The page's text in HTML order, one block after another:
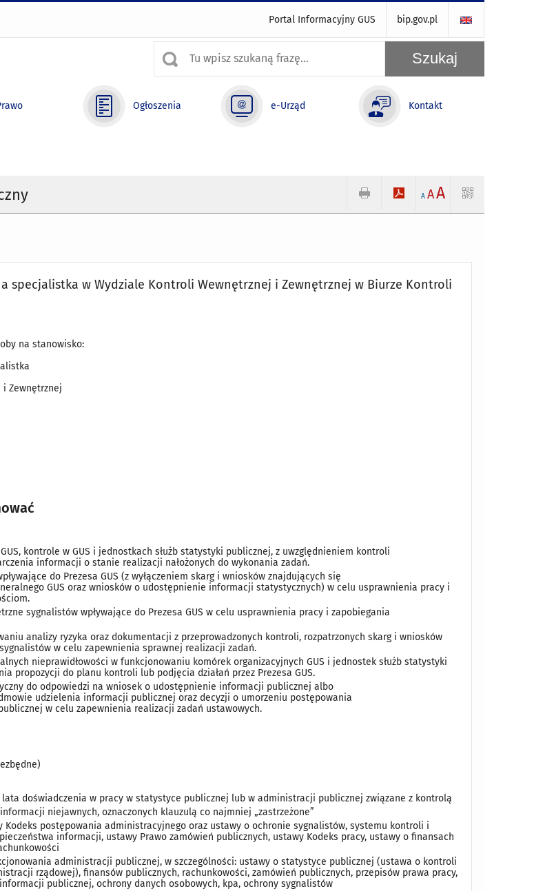
Portal Informacyjny GUS bip.gov.pl
Ogłoszenia e-Urząd Kontakt
A AA
specjalistka w Wydziale Kontroli Wewnętrznej i Zewnętrznej w Biurze Kontroli
na stanowisko:
Zewnętrznej
kontrole w GUS i jednostkach służb statystyki publicznej, z uwzględnieniem kontroli
informacji o stanie realizacji nałożonych do wykonania zadań.
do Prezesa GUS (z wyłączeniem skarg i wniosków znajdujących się
GUS oraz wniosków o udostępnienie informacji statystycznych) w celu usprawnienia pracy i
sygnalistów wpływające do Prezesa GUS w celu usprawnienia pracy i zapobiegania
analizy ryzyka oraz dokumentacji z przeprowadzonych kontroli, rozpatrzonych skarg i wniosków
w celu zapewnienia sprawnej realizacji zadań.
nieprawidłowości w funkcjonowaniu komórek organizacyjnych GUS i jednostek służb statystyki
propozycji do planu kontroli lub podjęcia działań przez Prezesa GUS.
do odpowiedzi na wniosek o udostępnienie informacji publicznej albo
udzielenia informacji publicznej oraz decyzji o umorzeniu postępowania
w celu zapewnienia realizacji zadań ustawowych.
lata doświadczenia w pracy w statystyce publicznej lub w administracji publicznej związane z kontrolą
niejawnych, oznaczonych klauzulą co najmniej „zastrzeżone”
Kodeks postępowania administracyjnego oraz ustawy o ochronie sygnalistów, systemu kontroli i
informacji, ustawy Prawo zamówień publicznych, ustawy Kodeks pracy, ustawy o finansach
administracji publicznej, w szczególności: ustawy o statystyce publicznej (ustawa o kontroli
rządowej), finansów publicznych, rachunkowości, zamówień publicznych, przepisów prawa pracy,
publicznej, ochrony danych osobowych, kpa, ochrony sygnalistów